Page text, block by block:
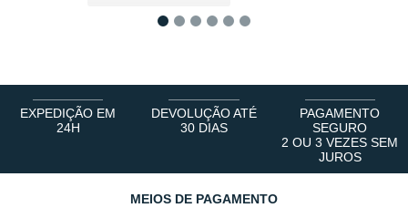
EXPEDIÇÃO EM
24H
DEVOLUÇÃO ATÉ
30 DIAS
PAGAMENTO
SEGURO
2 OU 3 VEZES SEM
JUROS
MEIOS DE PAGAMENTO